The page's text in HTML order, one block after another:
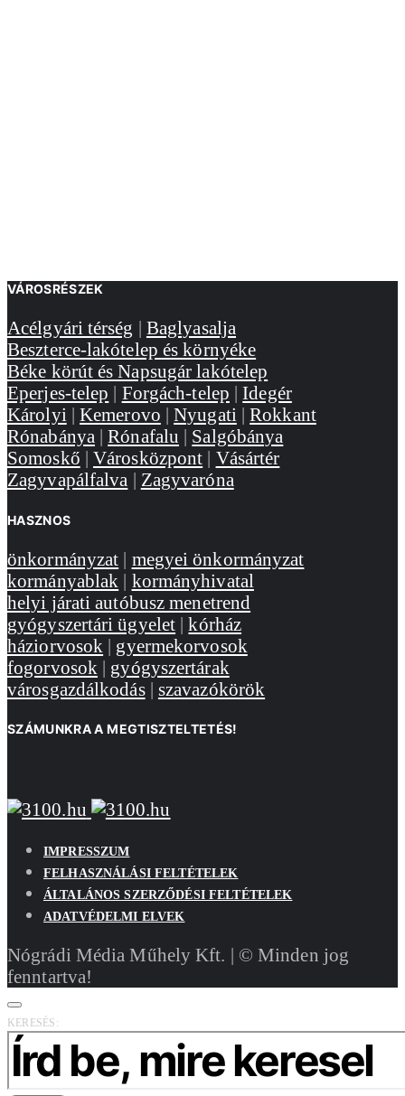
VÁROSRÉSZEK
Acélgyári térség | Baglyasalja
Beszterce-lakótelep és környéke
Béke körút és Napsugár lakótelep
Eperjes-telep | Forgách-telep |Idegér
Károlyi |Kemerovo |Nyugati |Rokkant
Rónabánya |Rónafalu | Salgóbánya
Somoskő |Városközpont | Vásártér
Zagyvapálfalva | Zagyvaróna
HASZNOS
önkormányzat | megyei önkormányzat
kormányablak | kormányhivatal
helyi járati autóbusz menetrend
gyógyszertári ügyelet |kórház
háziorvosok | gyermekorvosok
fogorvosok | gyógyszertárak
városgazdálkodás| szavazókörök
SZÁMUNKRA A MEGTISZTELTETÉS!
IMPRESSZUM
FELHASZNÁLÁSI FELTÉTELEK
ÁLTALÁNOS SZERZŐDÉSI FELTÉTELEK
ADATVÉDELMI ELVEK
Nógrádi Média Műhely Kft. | © Minden jog
fenntartva!
KERESÉS: